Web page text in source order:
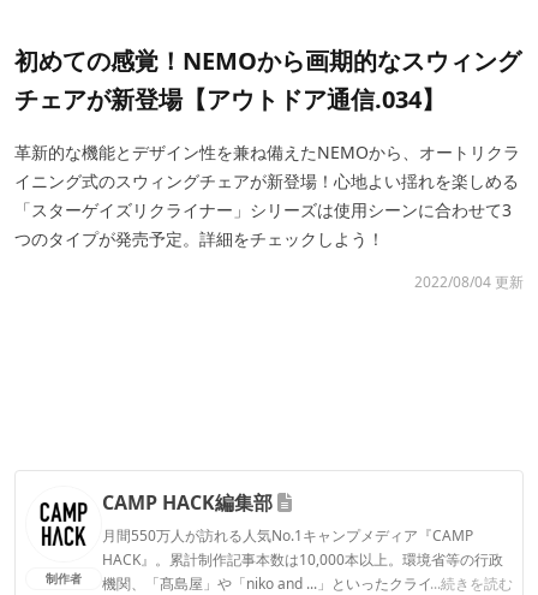
初めての感覚！NEMOから画期的なスウィング
チェアが新登場【アウトドア通信.034】
革新的な機能とデザイン性を兼ね備えたNEMOから、オートリクラ
イニング式のスウィングチェアが新登場！心地よい揺れを楽しめる
「スターゲイズリクライナー」シリーズは使用シーンに合わせて3
つのタイプが発売予定。詳細をチェックしよう！
2022/08/04 更新
制作者
CAMP HACK編集部
月間550万人が訪れる人気No.1キャンプメディア『CAMP
HACK』。累計制作記事本数は10,000本以上。環境省等の行政
機関、「髙島屋」や「niko and ...」といったクライアントとの
...続きを読む